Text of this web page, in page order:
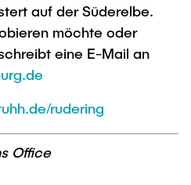
auf der Süderelbe.
möchte oder
eine E-Mail an
rudering
Office